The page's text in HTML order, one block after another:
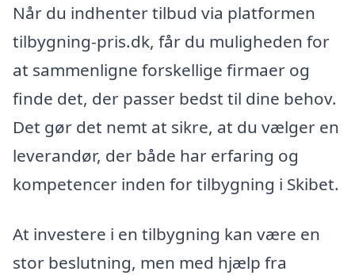
Når du indhenter tilbud via platformen
tilbygning-pris.dk, får du muligheden for
at sammenligne forskellige firmaer og
finde det, der passer bedst til dine behov.
Det gør det nemt at sikre, at du vælger en
leverandør, der både har erfaring og
kompetencer inden for tilbygning i Skibet.
At investere i en tilbygning kan være en
stor beslutning, men med hjælp fra